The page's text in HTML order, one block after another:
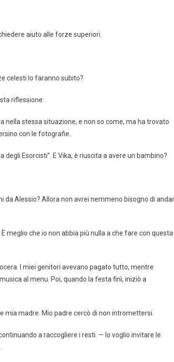
aiuto alle forze superiori.
celesti lo faranno subito?
riflessione:
nella stessa situazione, e non so come, ma ha trovato
con le fotografie.
Esorcisti”. E Vika, è riuscita a avere un bambino?
Alessio? Allora non avrei nemmeno bisogno di
che io non abbia più nulla a che fare con questa
I miei genitori avevano pagato tutto, mentre
al menu. Poi, quando la festa finì, iniziò a
madre. Mio padre cercò di non intromettersi.
a raccogliere i resti. — Io voglio invitare le